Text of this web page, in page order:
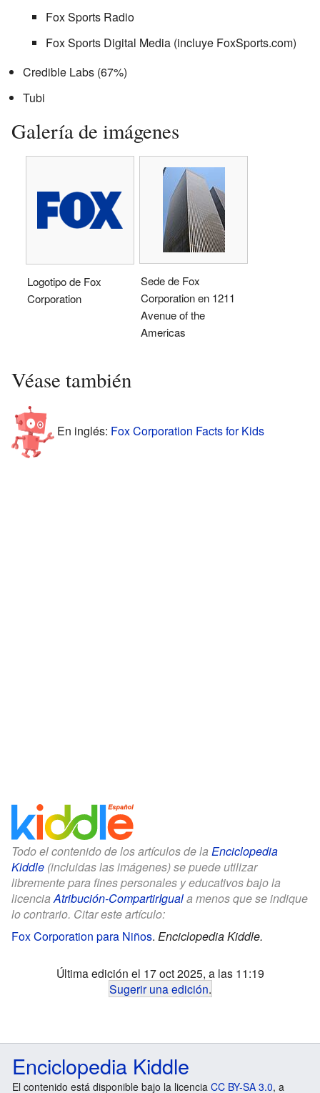
Fox Sports Radio
Fox Sports Digital Media (incluye FoxSports.com)
Credible Labs (67%)
Tubi
Galería de imágenes
Logotipo de Fox
Corporation
Sede de Fox
Corporation en 1211
Avenue of the
Americas
Véase también
En inglés: Fox Corporation Facts for Kids
Todo el contenido de los artículos de la Enciclopedia
Kiddle (incluidas las imágenes) se puede utilizar
libremente para fines personales y educativos bajo la
licencia Atribución-CompartirIguala menos que se indique
lo contrario. Citar este artículo:
Fox Corporation para Niños. Enciclopedia Kiddle.
Última edición el 17 oct 2025, a las 11:19
Sugerir una edición.
Enciclopedia Kiddle
El contenido está disponible bajo la licencia CC BY-SA 3.0, a